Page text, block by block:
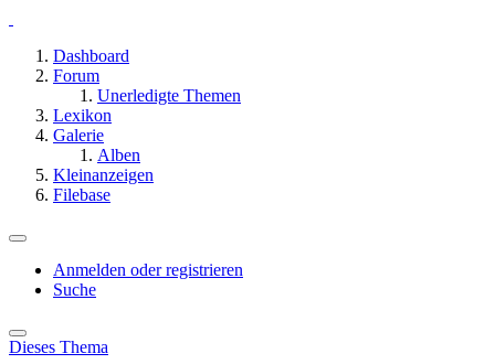
Dashboard
Forum
Unerledigte Themen
Lexikon
Galerie
Alben
Kleinanzeigen
Filebase
Anmelden oder registrieren
Suche
Dieses Thema